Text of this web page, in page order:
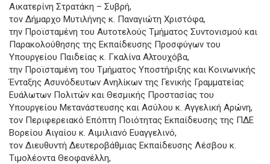
Αικατερίνη Στρατάκη – Συβρή,
τον Δήμαρχο Μυτιλήνης κ. Παναγιώτη Χριστόφα,
την Προϊσταμένη του Αυτοτελούς Τμήματος Συντονισμού και
Παρακολούθησης της Εκπαίδευσης Προσφύγων του
Υπουργείου Παιδείας κ. Γκαλίνα Αλτουχόβα,
την Προϊσταμένη του Τμήματος Υποστήριξης και Κοινωνικής
Ένταξης Ασυνόδευτων Ανηλίκων της Γενικής Γραμματείας
Ευάλωτων Πολιτών και Θεσμικής Προστασίας του
Υπουργείου Μετανάστευσης και Ασύλου κ. Αγγελική Αρώνη,
τον Περιφερειακό Επόπτη Ποιότητας Εκπαίδευσης της ΠΔΕ
Βορείου Αιγαίου κ. Αιμιλιανό Ευαγγελινό,
τον Διευθυντή Δευτεροβάθμιας Εκπαίδευσης Λέσβου κ.
Τιμολέοντα Θεοφανέλλη,